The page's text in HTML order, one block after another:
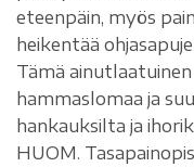
eteenpäin, myös
heikentää
Tämä
hammaslomaa ja
hankauksilta ja
HUOM.